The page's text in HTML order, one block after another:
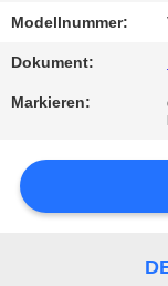
UNS
BITTE
UM
EIN
ANGEBOT
Modellnummer:
Dokument:
Markieren: